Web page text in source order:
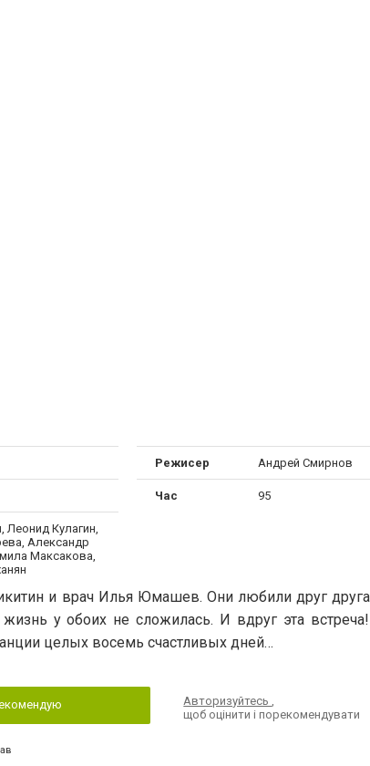
Леонид Кулагин,
Александр
Максакова,
Режисер Андрей Смирнов
Час 95
и врач Илья Юмашев. Они любили друг
у обоих не сложилась. И вдруг эта
целых восемь счастливых дней…
Авторизуйтесь,
щоб оцінити і порекомендувати